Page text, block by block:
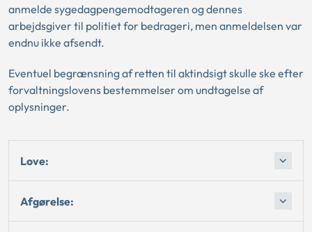
anmelde sygedagpengemodtageren og dennes
arbejdsgiver til politiet for bedrageri, men anmeldelsen var
endnu ikke afsendt.
Eventuel begrænsning af retten til aktindsigt skulle ske efter
forvaltningslovens bestemmelser om undtagelse af
oplysninger.
Love:
Afgørelse: